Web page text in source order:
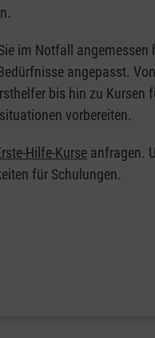
im Notfall
angepasst.
bis hin zu
vorbereiten.
Hilfe-Kurse anfragen.
für Schulungen.